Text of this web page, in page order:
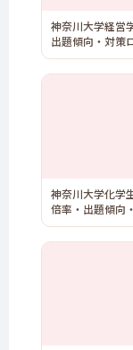
神奈川大学経営
出題傾向・対策
神奈川大学化学
倍率・出題傾向